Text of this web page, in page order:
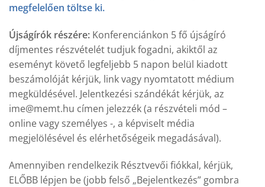
megfelelően töltse ki.
Újságírók részére: Konferenciánkon 5 fő újságíró
díjmentes részvételét tudjuk fogadni, akiktől az
eseményt követő legfeljebb 5 napon belül kiadott
beszámolóját kérjük, link vagy nyomtatott médium
megküldésével. Jelentkezési szándékát kérjük, az
ime@memt.hu címen jelezzék (a részvételi mód –
online vagy személyes -, a képviselt média
megjelölésével és elérhetőségeik megadásával).
Amennyiben rendelkezik Résztvevői fiókkal, kérjük,
ELŐBB lépjen be (jobb felső „Bejelentkezés” gombra